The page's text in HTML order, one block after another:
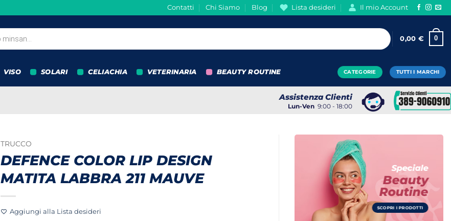
Contatti Chi Siamo Blog Lista desideri Il mio Account
0,00 € 0
VISO SOLARI CELIACHIA VETERINARIA BEAUTY ROUTINE CATEGORIE TUTTI I MARCHI
Assistenza Clienti
Lun-Ven 9:00 - 18:00
TRUCCO
DEFENCE COLOR LIP DESIGN
MATITA LABBRA 211 MAUVE
Aggiungi alla Lista desideri
Speciale
Beauty
Routine
SCOPRI I PRODOTTI